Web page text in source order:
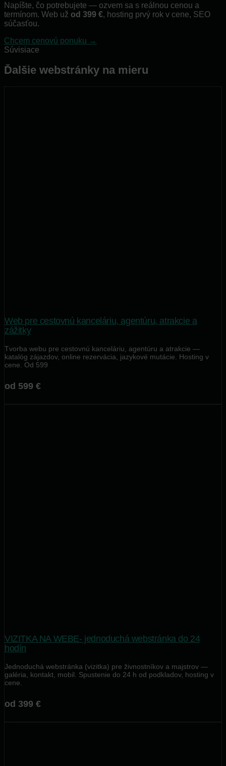
Napíšte, čo potrebujete — ozvem sa s reálnou cenou a
termínom. Web už od 399 €, hosting prvý rok v cene, SEO
súčasťou.
Chcem cenovú ponuku →
Súvisiace
Ďalšie webstránky na mieru
Web pre cestovnú kanceláriu, agentúru, atrakcie a
zážitky
Tvorba webu pre cestovnú kanceláriu, agentúru a atrakcie —
katalóg zájazdov, online rezervácia, jazykové mutácie. Hosting v
cene. Od 599
od 599 €
VIZITKA NA WEBE- jednoduchá webstránka do 24
hodín
Jednoduchá webstránka (vizitka) pre živnostníkov a majstrov —
galéria, kontakt, mobil. Spustenie do 24 h od podkladov, hosting v
cene.
od 399 €